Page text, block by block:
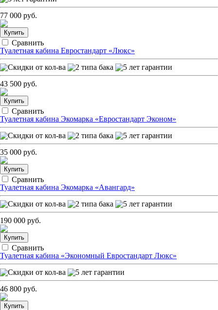
77 000 руб.
Купить
Сравнить
Туалетная кабина Евростандарт «Люкс»
43 500 руб.
Купить
Сравнить
Туалетная кабина Экомарка «Евростандарт Эконом»
35 000 руб.
Купить
Сравнить
Туалетная кабина Экомарка «Авангард»
190 000 руб.
Купить
Сравнить
Туалетная кабина «Экономный Евростандарт Люкс»
46 800 руб.
Купить